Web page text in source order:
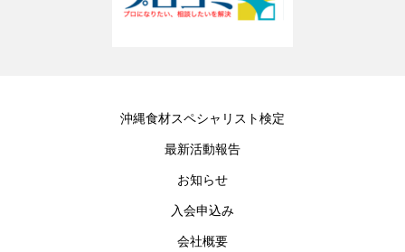
沖縄食材スペシャリスト検定
最新活動報告
お知らせ
入会申込み
会社概要